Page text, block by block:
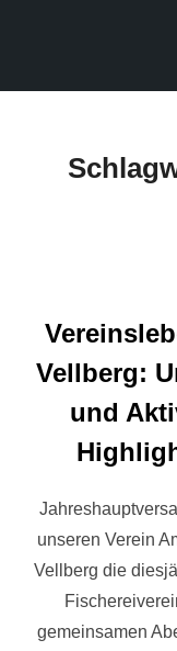
Vellberg:
und
unseren Verein
Vellberg die
gemeinsamen